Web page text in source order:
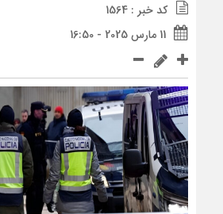
کد خبر : 1564
11 مارس 2025 - 16:50